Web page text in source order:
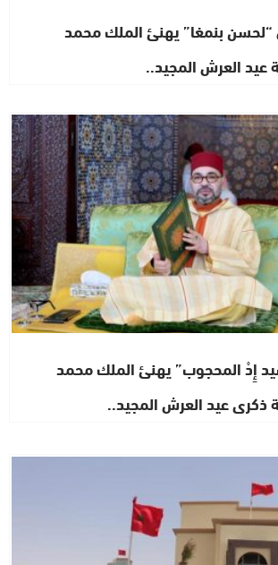
“لحسن بنمغا” يهنئ الملك محمد
العرش المجيد..
إِدْ المحجوب” يهنئ الملك محمد
ذكرى عيد العرش المجيد..